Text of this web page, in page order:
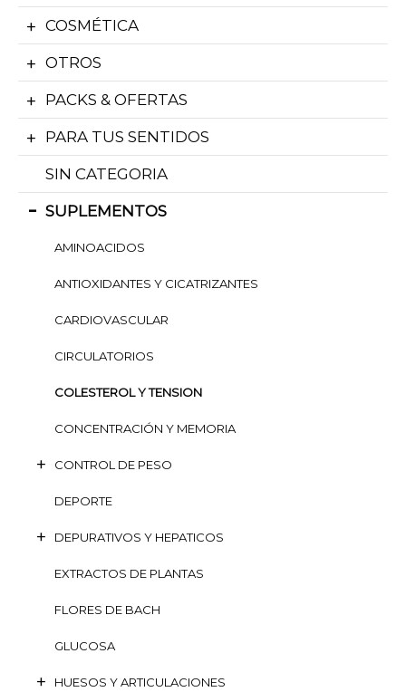
COSMÉTICA
OTROS
PACKS & OFERTAS
PARA TUS SENTIDOS
SIN CATEGORIA
SUPLEMENTOS
AMINOACIDOS
ANTIOXIDANTES Y CICATRIZANTES
CARDIOVASCULAR
CIRCULATORIOS
COLESTEROL Y TENSION
CONCENTRACIÓN Y MEMORIA
CONTROL DE PESO
DEPORTE
DEPURATIVOS Y HEPATICOS
EXTRACTOS DE PLANTAS
FLORES DE BACH
GLUCOSA
HUESOS Y ARTICULACIONES